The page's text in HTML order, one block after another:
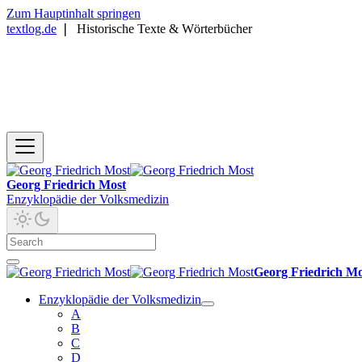
Zum Hauptinhalt springen
textlog.de
Historische Texte & Wörterbücher
Georg Friedrich Most
Enzyklopädie der Volksmedizin
Georg Friedrich
Enzyklopädie der Volksmedizin
A
B
C
D